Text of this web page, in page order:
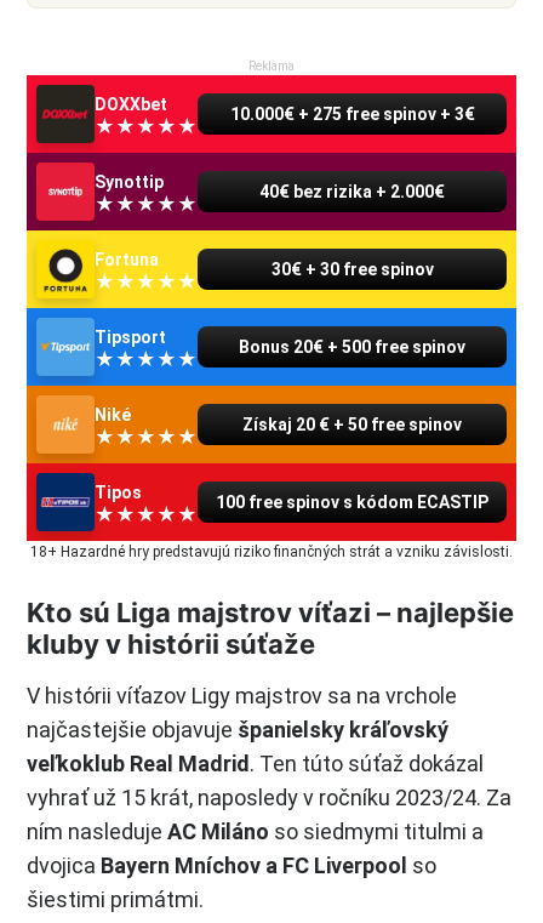
Reklama
DOXXbet
10.000€ + 275 free spinov + 3€
Synottip
40€ bez rizika + 2.000€
Fortuna
30€ + 30 free spinov
Tipsport
Bonus 20€ + 500 free spinov
Niké
Získaj 20 € + 50 free spinov
Tipos
100 free spinov s kódom ECASTIP
18+ Hazardné hry predstavujú riziko finančných strát a vzniku závislosti.
Kto sú Liga majstrov víťazi – najlepšie
kluby v histórii súťaže
V histórii víťazov Ligy majstrov sa na vrchole
najčastejšie objavuje španielsky kráľovský
veľkoklub Real Madrid . Ten túto súťaž dokázal
vyhrať už 15 krát, naposledy v ročníku 2023/24. Za
ním nasleduje AC Miláno so siedmymi titulmi a
dvojica Bayern Mníchov a FC Liverpool so
šiestimi primátmi.